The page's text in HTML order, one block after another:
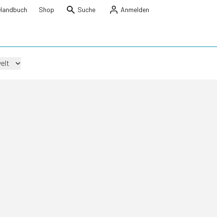
Shop Suche Anmelden